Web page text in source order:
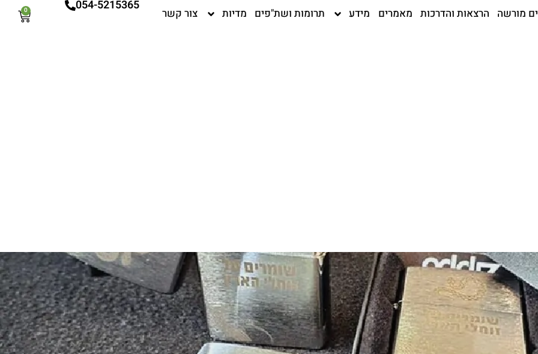
מורשה הרצאות והדרכות מאמרים מידע תרומות ושת"פים מדיות צור קשר
054-5215365
0
עגלת
קניות